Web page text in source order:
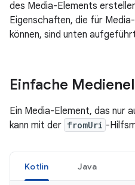
des Media-Elements
Eigenschaften, die für
können, sind unten
Einfache
Ein Media-Element, das nur
kann mit der fromUri -
Kotlin Java